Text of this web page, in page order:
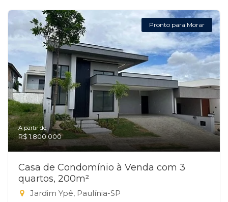
Pronto para Morar
A partir de:
R$ 1.800.000
Casa de Condomínio à Venda com 3
quartos, 200m²
Jardim Ypê, Paulínia-SP